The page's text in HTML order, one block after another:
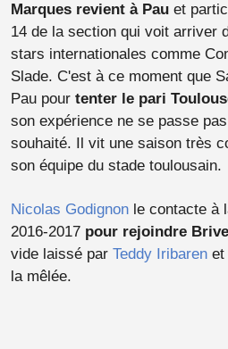
Marques revient à Pau et
14 de la section qui voit arriver
stars internationales comme
Slade. C'est à ce moment que
Pau pour tenter le pari
son expérience ne se passe
souhaité. Il vit une saison très
son équipe du stade toulousain.
Nicolas Godignon le contacte à
2016-2017 pour rejoindre Brive
vide laissé par Teddy Iribaren et
la mêlée.